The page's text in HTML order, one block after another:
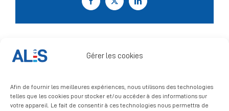
Gérer les cookies
Afin de fournir les meilleures expériences, nous utilisons des technologies
telles que les cookies pour stocker et/ou accéder à des informations sur
votre appareil. Le fait de consentir à ces technologies nous permettra de
Signalement
Facebook
X LinkedIn